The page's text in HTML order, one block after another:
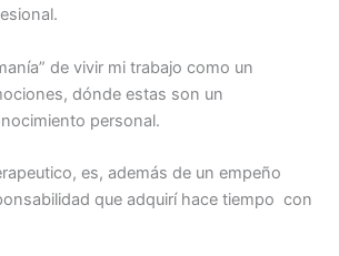
de vivir mi trabajo como un
dónde estas son un
personal.
es, además de un empeño
que adquirí hace tiempo con